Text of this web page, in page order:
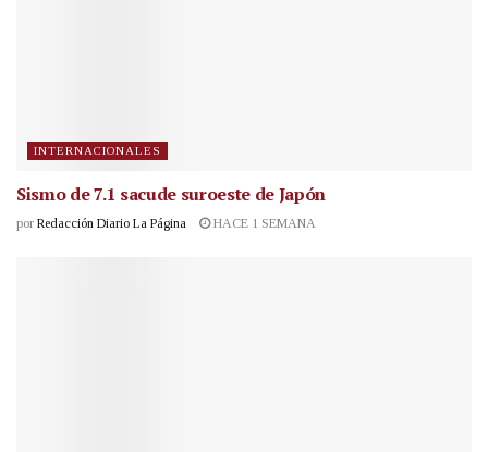
INTERNACIONALES
Sismo de 7.1 sacude suroeste de Japón
por Redacción Diario La Página HACE 1 SEMANA